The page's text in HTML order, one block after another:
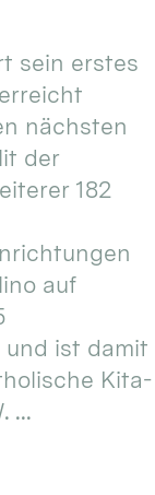
sein erstes
nächsten
der
182
auf
ist damit
Kita-
...